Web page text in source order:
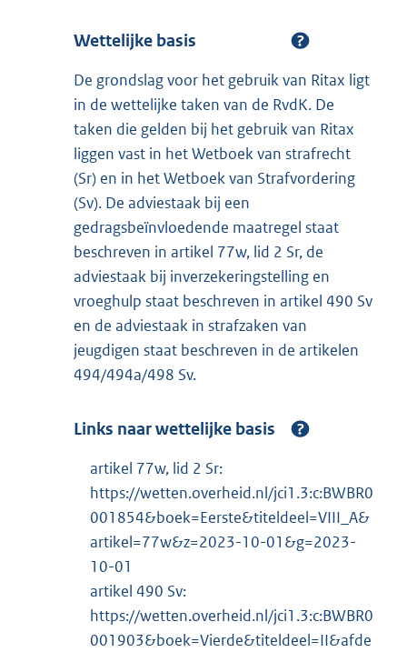
Wettelijke basis
De grondslag voor het gebruik van Ritax ligt
in de wettelijke taken van de RvdK. De
taken die gelden bij het gebruik van Ritax
liggen vast in het Wetboek van strafrecht
(Sr) en in het Wetboek van Strafvordering
(Sv). De adviestaak bij een
gedragsbeïnvloedende maatregel staat
beschreven in artikel 77w, lid 2 Sr, de
adviestaak bij inverzekeringstelling en
vroeghulp staat beschreven in artikel 490 Sv
en de adviestaak in strafzaken van
jeugdigen staat beschreven in de artikelen
494/494a/498 Sv.
Links naar wettelijke basis
artikel 77w, lid 2 Sr:
https://wetten.overheid.nl/jci1.3:c:BWBR0
001854&boek=Eerste&titeldeel=VIII_A&
artikel=77w&z=2023-10-01&g=2023-
10-01
artikel 490 Sv:
https://wetten.overheid.nl/jci1.3:c:BWBR0
001903&boek=Vierde&titeldeel=II&afde